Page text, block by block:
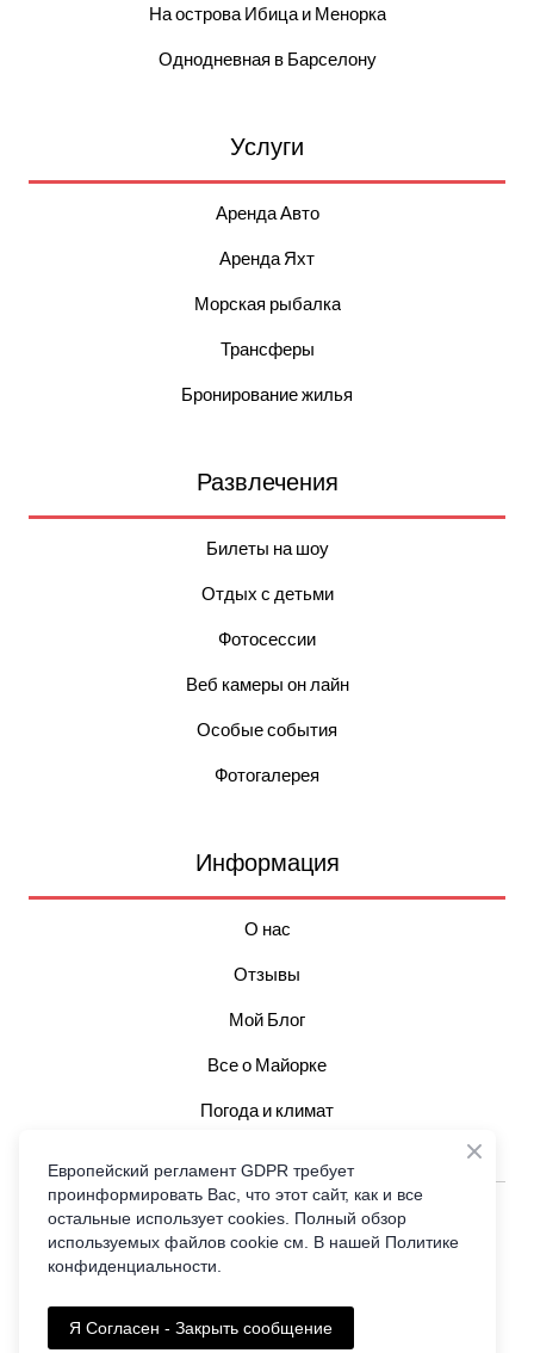
На острова Ибица и Менорка
Однодневная в Барселону
Услуги
Аренда Авто
Аренда Яхт
Морская рыбалка
Трансферы
Бронирование жилья
Развлечения
Билеты на шоу
Отдых с детьми
Фотосессии
Веб камеры он лайн
Особые события
Фотогалерея
Информация
О нас
Отзывы
Мой Блог
Все о Майорке
Погода и климат
All rights Reserved Гид Майорка © 2006-2026 Пользовательское
соглашение Юридическая инфо
Европейский регламент GDPR требует
проинформировать Вас, что этот сайт, как и все
остальные использует cookies. Полный обзор
используемых файлов cookie см. В нашей Политике
конфиденциальности.
Я Согласен - Закрыть сообщение